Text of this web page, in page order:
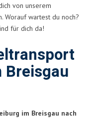
von unserem
Worauf wartest du noch?
für dich da!
Breisgau
im Breisgau nach